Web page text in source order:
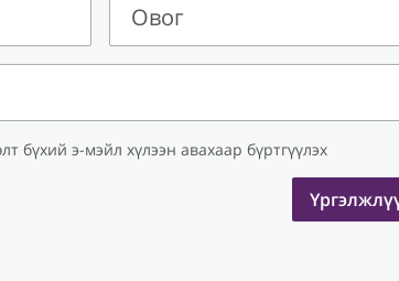
Овог
Овог
бүхий э-мэйл хүлээн авахаар бүртгүүлэх